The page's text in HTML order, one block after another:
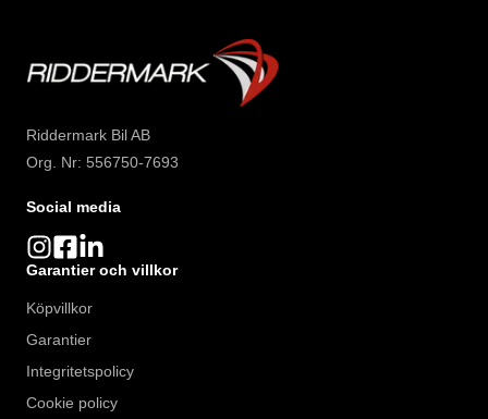
Riddermark Bil AB
Org. Nr: 556750-7693
Social media
Garantier och villkor
Köpvillkor
Garantier
Integritetspolicy
Cookie policy